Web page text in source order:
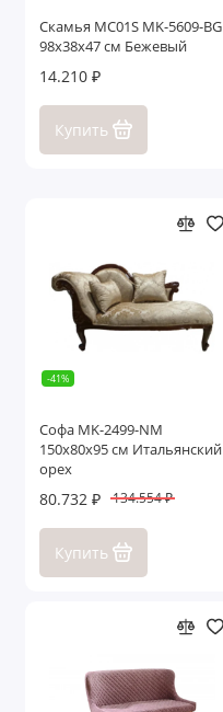
Скамья MC01S MK-5609-BG
98х38х47 см Бежевый
14.210 ₽
Купить
-41%
Софа MK-2499-NM
150х80х95 см Итальянский
орех
80.732 ₽ 134.554 ₽
Купить